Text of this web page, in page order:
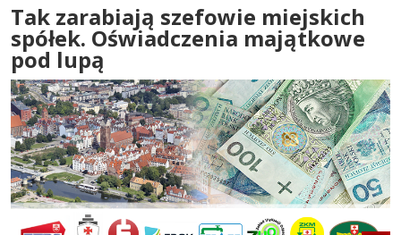
Tak zarabiają szefowie miejskich
spółek. Oświadczenia majątkowe
pod lupą